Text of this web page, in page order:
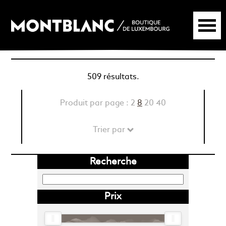
509 résultats.
Produit par page : 2 8 20 40
Trier par
Recherche
Prix